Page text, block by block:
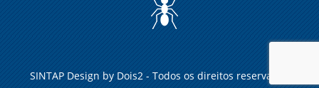
FORMIGA
SINTAP Design by Dois2 - Todos os direitos reservados